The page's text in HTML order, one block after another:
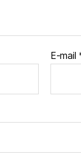
E-mail